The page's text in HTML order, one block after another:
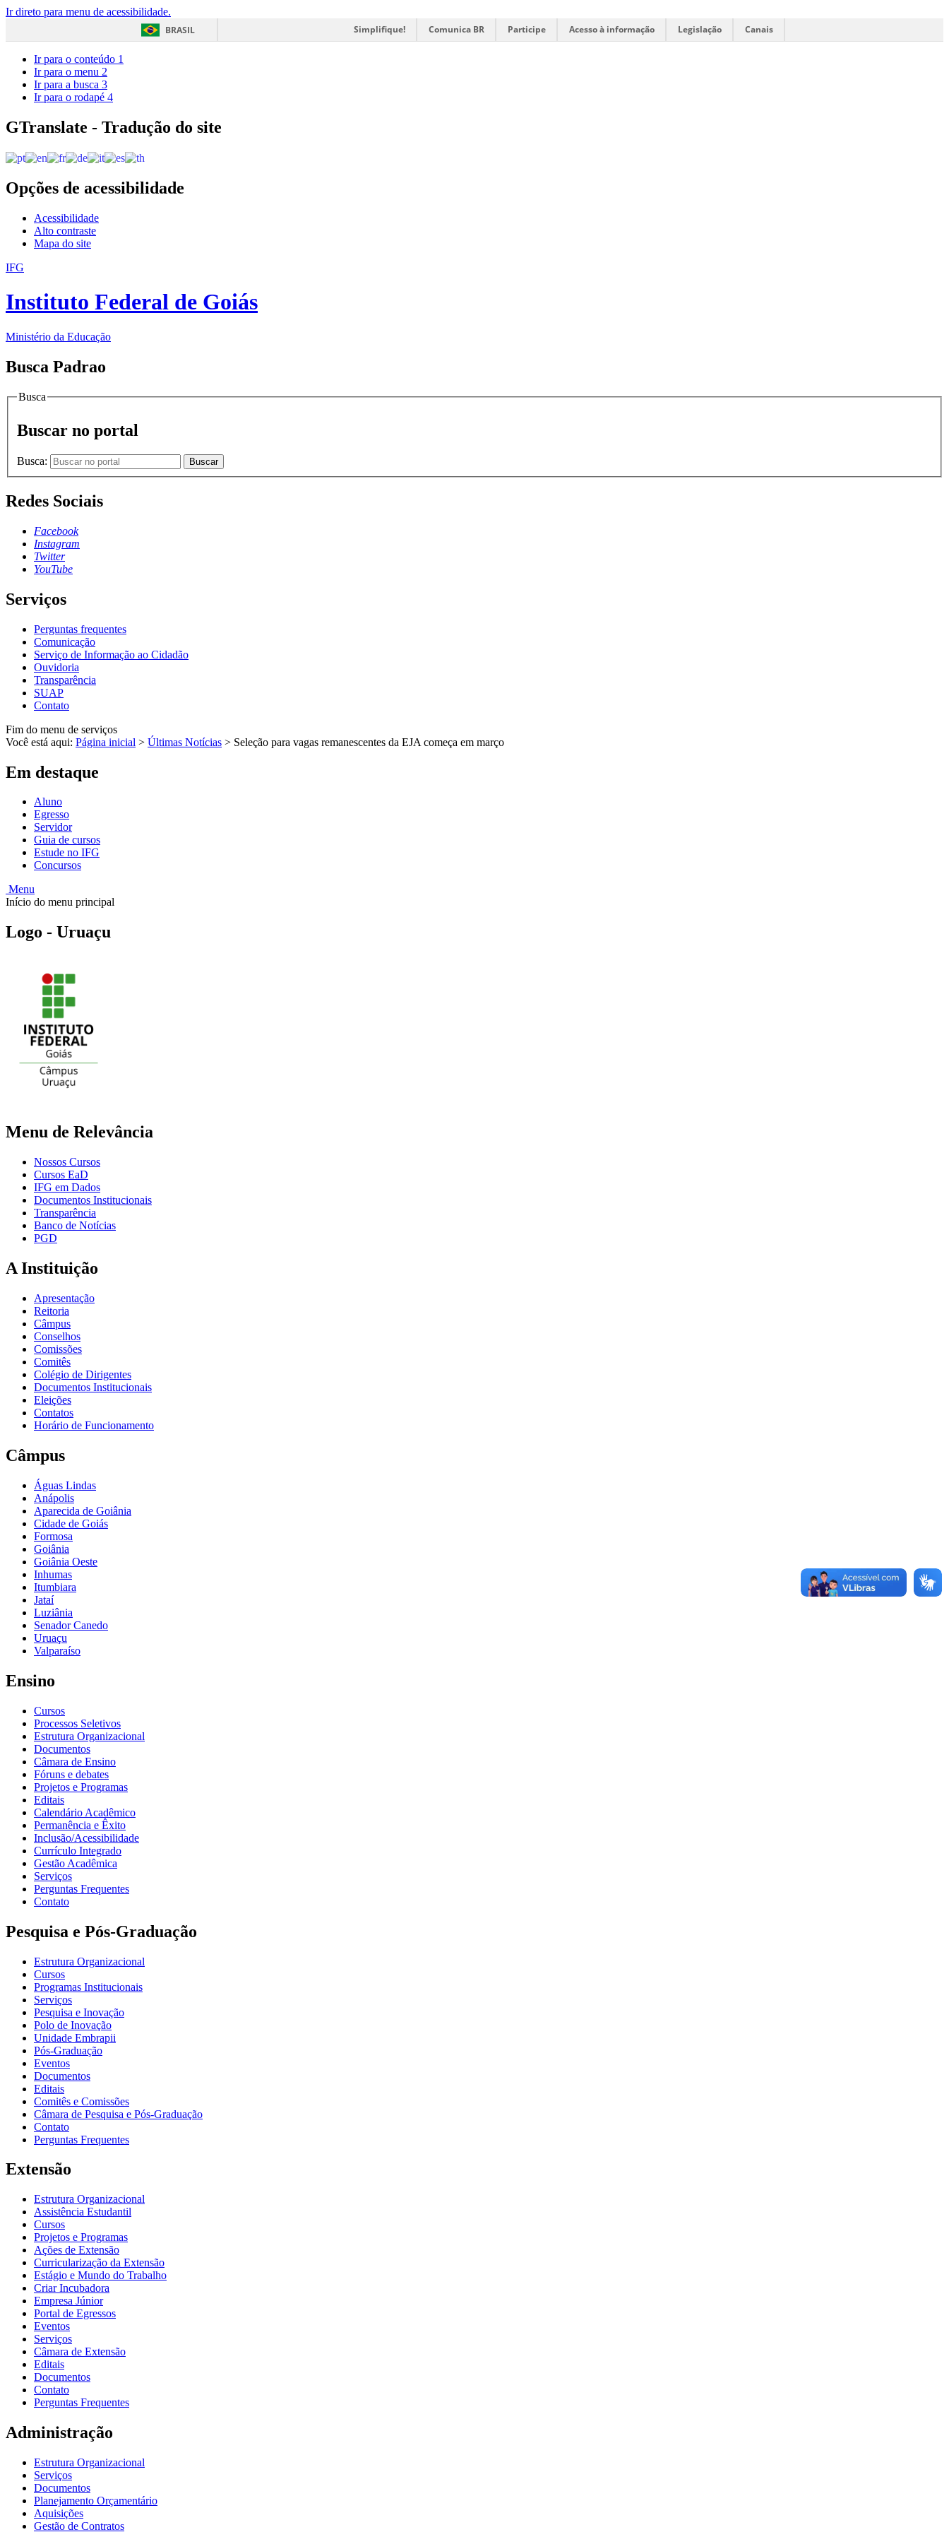
Ir direto para menu de acessibilidade.
BRASIL
Simplifique! Comunica BR Participe Acesso à informação Legislação Canais
Ir para o conteúdo 1
Ir para o menu 2
Ir para a busca 3
Ir para o rodapé 4
GTranslate - Tradução do site
Opções de acessibilidade
Acessibilidade
Alto contraste
Mapa do site
IFG
Instituto Federal de Goiás
Ministério da Educação
Busca Padrao
Busca
Buscar no portal
Busca: Buscar
Redes Sociais
Facebook
Instagram
Twitter
YouTube
Serviços
Perguntas frequentes
Comunicação
Serviço de Informação ao Cidadão
Ouvidoria
Transparência
SUAP
Contato
Fim do menu de serviços
Você está aqui: Página inicial > Últimas Notícias > Seleção para vagas remanescentes da EJA começa em março
Em destaque
Aluno
Egresso
Servidor
Guia de cursos
Estude no IFG
Concursos
Menu
Início do menu principal
Logo - Uruaçu
Menu de Relevância
Nossos Cursos
Cursos EaD
IFG em Dados
Documentos Institucionais
Transparência
Banco de Notícias
PGD
A Instituição
Apresentação
Reitoria
Câmpus
Conselhos
Comissões
Comitês
Colégio de Dirigentes
Documentos Institucionais
Eleições
Contatos
Horário de Funcionamento
Câmpus
Águas Lindas
Anápolis
Aparecida de Goiânia
Cidade de Goiás
Formosa
Goiânia
Goiânia Oeste
Inhumas
Itumbiara
Jataí
Luziânia
Senador Canedo
Uruaçu
Valparaíso
Ensino
Cursos
Processos Seletivos
Estrutura Organizacional
Documentos
Câmara de Ensino
Fóruns e debates
Projetos e Programas
Editais
Calendário Acadêmico
Permanência e Êxito
Inclusão/Acessibilidade
Currículo Integrado
Gestão Acadêmica
Serviços
Perguntas Frequentes
Contato
Pesquisa e Pós-Graduação
Estrutura Organizacional
Cursos
Programas Institucionais
Serviços
Pesquisa e Inovação
Polo de Inovação
Unidade Embrapii
Pós-Graduação
Eventos
Documentos
Editais
Comitês e Comissões
Câmara de Pesquisa e Pós-Graduação
Contato
Perguntas Frequentes
Extensão
Estrutura Organizacional
Assistência Estudantil
Cursos
Projetos e Programas
Ações de Extensão
Curricularização da Extensão
Estágio e Mundo do Trabalho
Criar Incubadora
Empresa Júnior
Portal de Egressos
Eventos
Serviços
Câmara de Extensão
Editais
Documentos
Contato
Perguntas Frequentes
Administração
Estrutura Organizacional
Serviços
Documentos
Planejamento Orçamentário
Aquisições
Gestão de Contratos